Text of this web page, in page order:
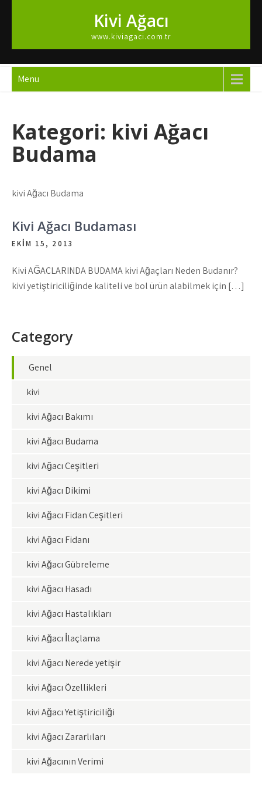
Kivi Ağacı
www.kiviagaci.com.tr
Menu
Kategori: kivi Ağacı
Budama
kivi Ağacı Budama
Kivi Ağacı Budaması
EKIM 15, 2013
Kivi AĞAÇLARINDA BUDAMA kivi Ağaçları Neden Budanır?
kivi yetiştiriciliğinde kaliteli ve bol ürün alabilmek için […]
Category
Genel
kivi
kivi Ağacı Bakımı
kivi Ağacı Budama
kivi Ağacı Çeşitleri
kivi Ağacı Dikimi
kivi Ağacı Fidan Çeşitleri
kivi Ağacı Fidanı
kivi Ağacı Gübreleme
kivi Ağacı Hasadı
kivi Ağacı Hastalıkları
kivi Ağacı İlaçlama
kivi Ağacı Nerede yetişir
kivi Ağacı Özellikleri
kivi Ağacı Yetiştiriciliği
kivi Ağacı Zararlıları
kivi Ağacının Verimi